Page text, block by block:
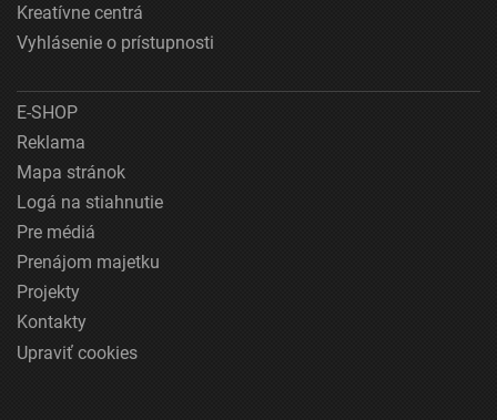
Kreatívne centrá
Vyhlásenie o prístupnosti
E-SHOP
Reklama
Mapa stránok
Logá na stiahnutie
Pre médiá
Prenájom majetku
Projekty
Kontakty
Upraviť cookies